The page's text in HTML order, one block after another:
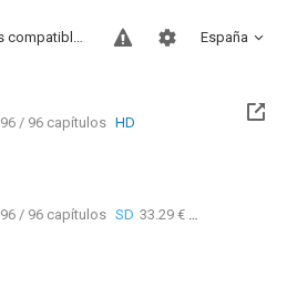
España
Sitios compatibles
96 / 96 capítulos HD
96 / 96 capítulos SD 33.29 €